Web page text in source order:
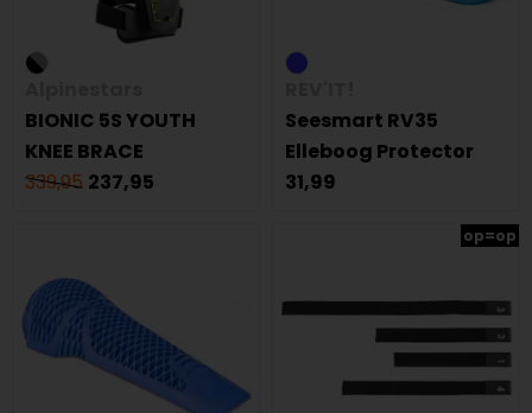
BIONIC 5S YOUTH
KNEE BRACE
339,95 237,95
Seesmart RV35
Elleboog Protector
31,99
op=op